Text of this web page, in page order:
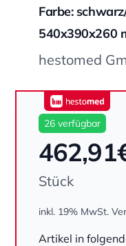
Farbe:
540x390x260
hestomed
26 verfügbar
462,91
Stück
inkl. 19% MwSt.
Artikel in